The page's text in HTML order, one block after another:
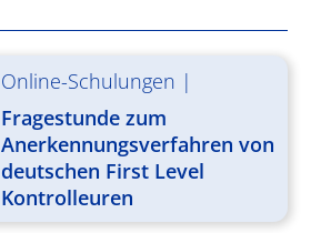
a
n
t
l
s
l
Online-Schulungen |
Fragestunde zum
Anerkennungsverfahren von
deutschen First Level
Kontrolleuren